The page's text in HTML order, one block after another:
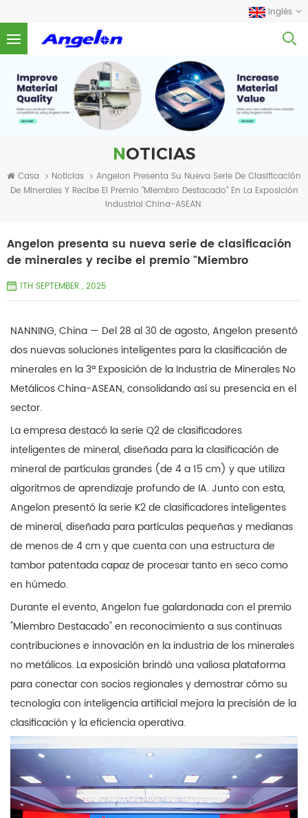
Inglés
NOTICIAS
Casa Noticias
Angelon Presenta Su Nueva Serie De Clasificación
De Minerales Y Recibe El Premio "Miembro Destacado" En La Exposición
Industrial China-ASEAN.
Angelon presenta su nueva serie de clasificación
de minerales y recibe el premio "Miembro
Destacado" en la Exposición Industrial China-
ASEAN.
1TH SEPTEMBER , 2025
NANNING, China — Del 28 al 30 de agosto, Angelon presentó
dos nuevas soluciones inteligentes para la clasificación de
minerales en la 3ª Exposición de la Industria de Minerales No
Metálicos China-ASEAN, consolidando así su presencia en el
sector.
La empresa destacó la serie Q2 de clasificadores
inteligentes de mineral, diseñada para la clasificación de
mineral de partículas grandes (de 4 a 15 cm) y que utiliza
algoritmos de aprendizaje profundo de IA. Junto con esta,
Angelon presentó la serie K2 de clasificadores inteligentes
de mineral, diseñada para partículas pequeñas y medianas
de menos de 4 cm y que cuenta con una estructura de
tambor patentada capaz de procesar tanto en seco como
en húmedo.
Durante el evento, Angelon fue galardonada con el premio
"Miembro Destacado" en reconocimiento a sus continuas
contribuciones e innovación en la industria de los minerales
no metálicos. La exposición brindó una valiosa plataforma
para conectar con socios regionales y demostrar cómo su
tecnología con inteligencia artificial mejora la precisión de la
clasificación y la eficiencia operativa.